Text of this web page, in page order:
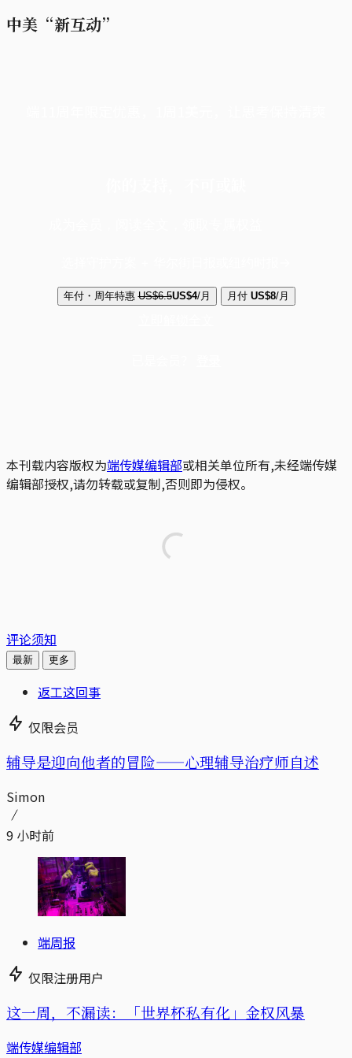
中美“新互动”
年付・周年特惠 US$6.5US$4/月 月付 US$8/月
本刊载内容版权为端传媒编辑部或相关单位所有,未经端传媒
编辑部授权,请勿转载或复制,否则即为侵权。
评论须知
最新 更多
返工这回事
仅限会员
辅导是迎向他者的冒险——心理辅导治疗师自述
Simon
9 小时前
端周报
仅限注册用户
这一周，不漏读：「世界杯私有化」金权风暴
端传媒编辑部